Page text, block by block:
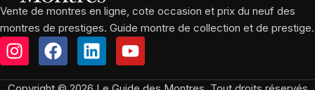
Vente de montres en ligne, cote occasion et prix du neuf des
montres de prestiges. Guide montre de collection et de prestige.